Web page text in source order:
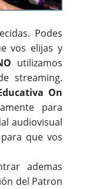
Podes
vos elijas y
utilizamos
streaming.
On
para
audiovisual
que vos
ademas
del Patron